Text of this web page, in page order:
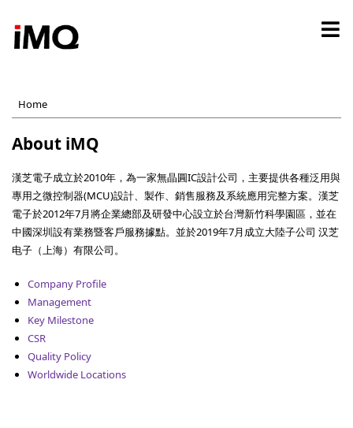
main
Home
About iMQ
漢芝電子成立於2010年，為一家無晶圓IC設計公司，主要提供各種泛用與
專用之微控制器(MCU)設計、製作、銷售服務及系統應用完整方案。漢芝
電子於2012年7月將企業總部及研發中心設立於台灣新竹科學園區，並在
中國深圳設有業務暨客戶服務據點。並於2019年7月成立大陸子公司 汉芝
电子（上海）有限公司。
Company Profile
Management
Key Milestone
CSR
Quality Policy
Worldwide Locations